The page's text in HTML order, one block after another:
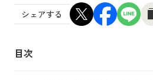
シェアする
目次